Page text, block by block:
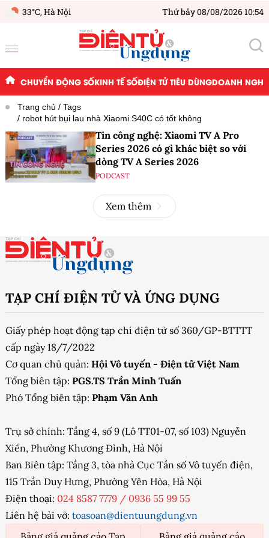
33°C,Hà Nội Thứ bảy 08/08/2026 10:54
CHUYỂN ĐỘNG SỐKINH TẾ SỐĐIỆN TỬ TIÊU DÙNGDOANH
Trang chủ
Tags
robot hút bụi lau nhà Xiaomi S40C có tốt không
Tin công nghệ: Xiaomi TV A Pro
Series 2026 có gì khác biệt so với
dòng TV A Series 2026
PODCAST
Xem thêm
TẠP CHÍ ĐIỆN TỬ VÀ ỨNG DỤNG
Giấy phép hoạt động tạp chí điện tử số 360/GP-BTTTT
cấp ngày 18/7/2022
Cơ quan chủ quản: Hội Vô tuyến - Điện tử Việt Nam
Tổng biên tập: PGS.TS Trần Minh Tuấn
Phó Tổng biên tập: Phạm Văn Anh
Trụ sở chính: Tầng 4, số 9 (Lô TT01-07, số 103) Nguyễn
Xiển, Phường Khương Đình, Hà Nội
Ban Biên tập: Tầng 3, tòa nhà Cục Tần số Vô tuyến điện,
115 Trần Duy Hưng, Phường Yên Hòa, Hà Nội
Điện thoại: 024 8587 7779 / 0936 55 99 55
Liên hệ bài vở: toasoan@dientuungdung.vn